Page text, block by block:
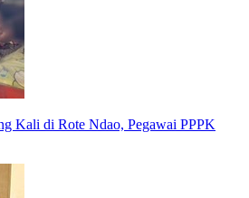
Kali di Rote Ndao, Pegawai PPPK